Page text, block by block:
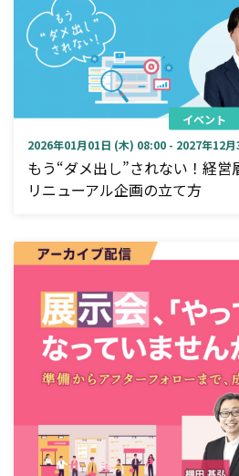
イベント
2026年01月01日 (木) 08:00 - 2027年12
もう“ダメ出し”されない！経営
リニューアル企画の立て方